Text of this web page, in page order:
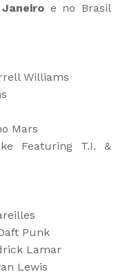
e no Brasil
Williams
Mars
Featuring T.I. &
Punk
Lamar
Lewis